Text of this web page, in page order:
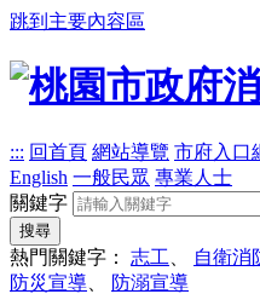
跳到主要內容區
::: 回首頁 網站導覽 市府入口
English 一般民眾 專業人士
關鍵字
搜尋
熱門關鍵字： 志工 自衛消
防災宣導
防溺宣導